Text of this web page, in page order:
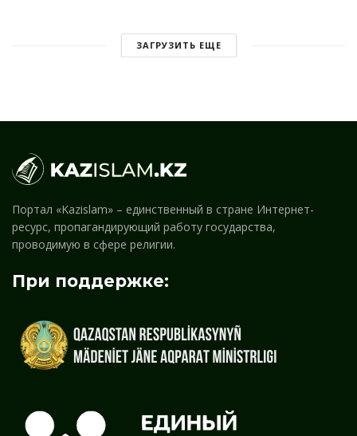
ЗАГРУЗИТЬ ЕЩЕ
Портал «Kazislam» – единственный в стране Интернет-
ресурс, пропагандирующий работу государства,
проводимую в сфере религии.
При поддержке: